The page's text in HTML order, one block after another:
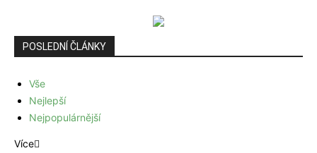
POSLEDNÍ ČLÁNKY
Vše
Nejlepší
Nejpopulárnější
Více